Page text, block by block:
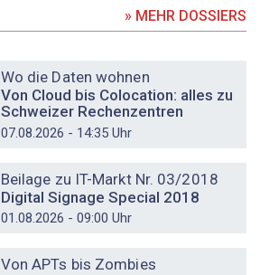
» MEHR DOSSIERS
Wo die Daten wohnen
Von Cloud bis Colocation: alles zu
Schweizer Rechenzentren
07.08.2026 - 14:35 Uhr
Beilage zu IT-Markt Nr. 03/2018
Digital Signage Special 2018
01.08.2026 - 09:00 Uhr
Von APTs bis Zombies